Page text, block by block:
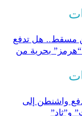
مسقط.. هل تدفع
بحرية من
واشنطن إلى
و”ثاد”